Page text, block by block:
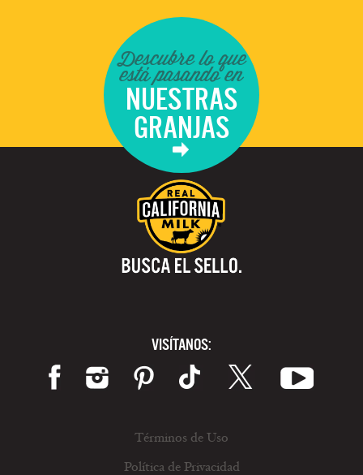
Descubre lo que
está pasando en
NUESTRAS
GRANJAS
VISÍTANOS:
Términos de Uso
Política de Privacidad